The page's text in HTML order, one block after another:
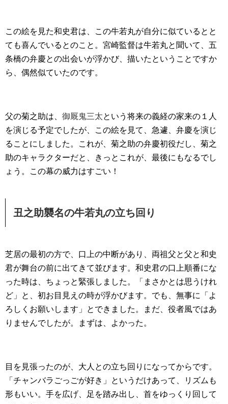
この絵を見た和史君は、この牛若丸が自分に似ているとと
ても喜んでいるとのこと。宮崎監督は牛若丸と聞いて、五
条橋の弁慶との出会いが浮かび、描いたということですか
ら、偶然似ていたのです。
父の菊之助は、 御厩鬼三太という将来の義経の家来の１人
を演じる予定でしたが、この絵を見て、急遽、弁慶を演じ
ることにしました。これが、菊之助の弁慶初役だし、菊之
助のキャラクターだと、きっとこれが、最後にもなるでし
ょう。この幕の威力はすごい！
丑之助襲名の牛若丸の立ち回り
芝居の最初の方で、口上の中断があり、両祖父と父と和史
君が舞台の前に出てきて並びます。和史君の口上順番にな
った時は、ちょっと緊張しました。「まさかとは思うけれ
ど」と、初お目見えの時が浮かびます。でも、無事に「よ
ろしくお願いします」とできました。まだ、役者風ではあ
りませんでしたが。まずは、よかった。
目を見張ったのが、大人との立ち回りになってからです。
「チャンバラごっごが好き」というだけあって、リズムも
形もいい。手を広げ、足を踏み出し、首をゆっくり回して